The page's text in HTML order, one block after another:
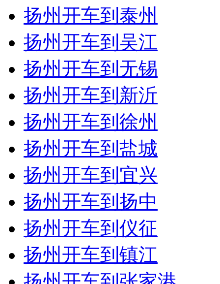
扬州开车到泰州
扬州开车到吴江
扬州开车到无锡
扬州开车到新沂
扬州开车到徐州
扬州开车到盐城
扬州开车到宜兴
扬州开车到扬中
扬州开车到仪征
扬州开车到镇江